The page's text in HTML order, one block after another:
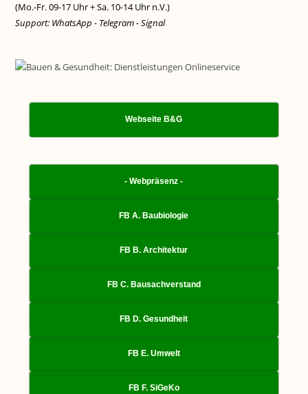
(Mo.-Fr. 09-17 Uhr + Sa. 10-14 Uhr n.V.)
Support: WhatsApp - Telegram - Signal
Webseite B&G
- Webpräsenz -
FB A. Baubiologie
FB B. Architektur
FB C. Bausachverstand
FB D. Gesundheit
FB E. Umwelt
FB F. SiGeKo